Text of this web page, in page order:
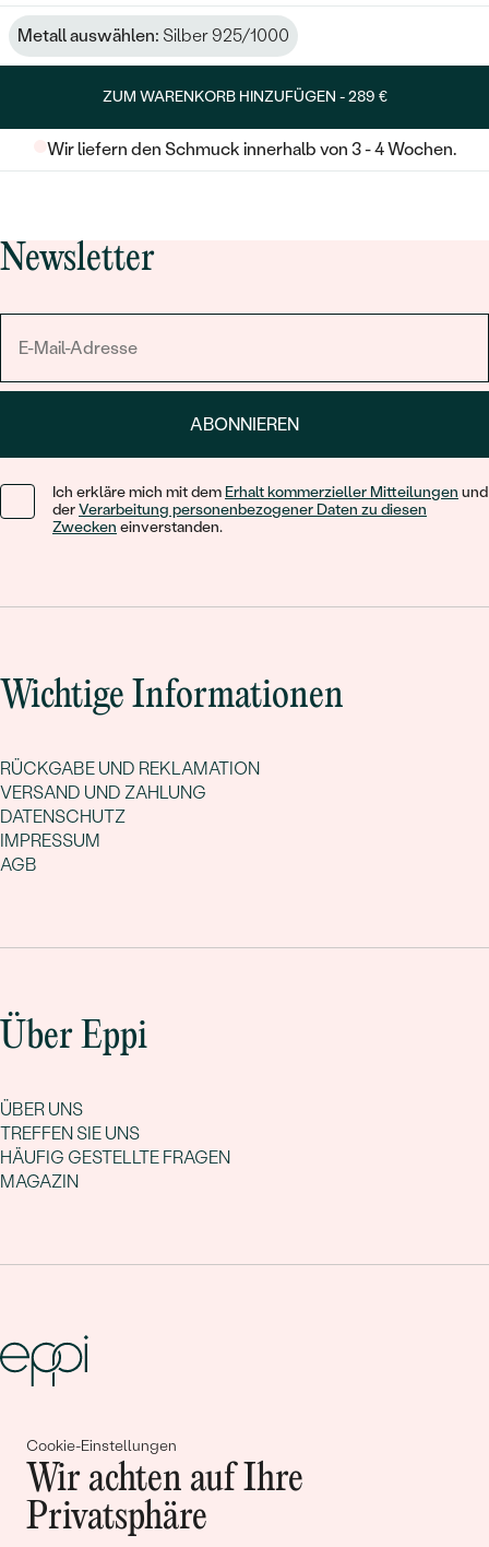
Cookie-Einstellungen
Wir achten auf Ihre
Privatsphäre
Metall auswählen: Silber 925/1000
ZUM WARENKORB HINZUFÜGEN -289 €
Wir liefern den Schmuck innerhalb von 3 - 4 Wochen.
Newsletter
ABONNIEREN
Ich erkläre mich mit dem Erhalt kommerzieller Mitteilungen und
derVerarbeitung personenbezogener Daten zu diesen
Zwecken einverstanden.
Wichtige Informationen
RÜCKGABE UND REKLAMATION
VERSAND UND ZAHLUNG
DATENSCHUTZ
IMPRESSUM
AGB
Über Eppi
ÜBER UNS
TREFFEN SIE UNS
HÄUFIG GESTELLTE FRAGEN
MAGAZIN
Gemeinsam erschaffen wir
Geschichten von Schönheit und
Liebe